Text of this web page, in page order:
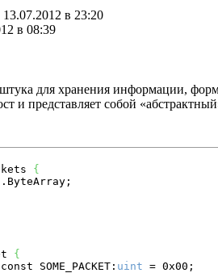
в 23:20
в 08:39
для хранения информации,
и представляет собой
{
.ByteArray;
{
SOME_PACKET: uint = 0x00;